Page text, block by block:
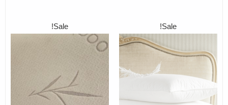
Sale!
Sale!